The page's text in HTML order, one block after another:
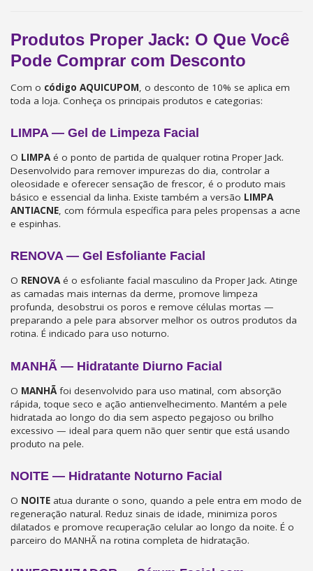
Produtos Proper Jack: O Que Você
Pode Comprar com Desconto
Com o código AQUICUPOM , o desconto de 10% se aplica em
toda a loja. Conheça os principais produtos e categorias:
LIMPA — Gel de Limpeza Facial
O LIMPAé o ponto de partida de qualquer rotina Proper Jack.
Desenvolvido para remover impurezas do dia, controlar a
oleosidade e oferecer sensação de frescor, é o produto mais
básico e essencial da linha. Existe também a versão LIMPA
ANTIACNE, com fórmula específica para peles propensas a acne
e espinhas.
RENOVA — Gel Esfoliante Facial
O RENOVAé o esfoliante facial masculino da Proper Jack. Atinge
as camadas mais internas da derme, promove limpeza
profunda, desobstrui os poros e remove células mortas —
preparando a pele para absorver melhor os outros produtos da
rotina. É indicado para uso noturno.
MANHÃ — Hidratante Diurno Facial
O MANHÃfoi desenvolvido para uso matinal, com absorção
rápida, toque seco e ação antienvelhecimento. Mantém a pele
hidratada ao longo do dia sem aspecto pegajoso ou brilho
excessivo — ideal para quem não quer sentir que está usando
produto na pele.
NOITE — Hidratante Noturno Facial
O NOITE atua durante o sono, quando a pele entra em modo de
regeneração natural. Reduz sinais de idade, minimiza poros
dilatados e promove recuperação celular ao longo da noite. É o
parceiro do MANHÃ na rotina completa de hidratação.